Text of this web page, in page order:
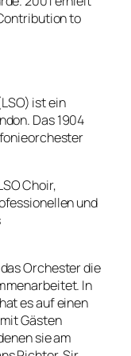
to
ist ein
Das 1904
Choir,
und
Orchester die
In
es auf einen
Gästen
sie am